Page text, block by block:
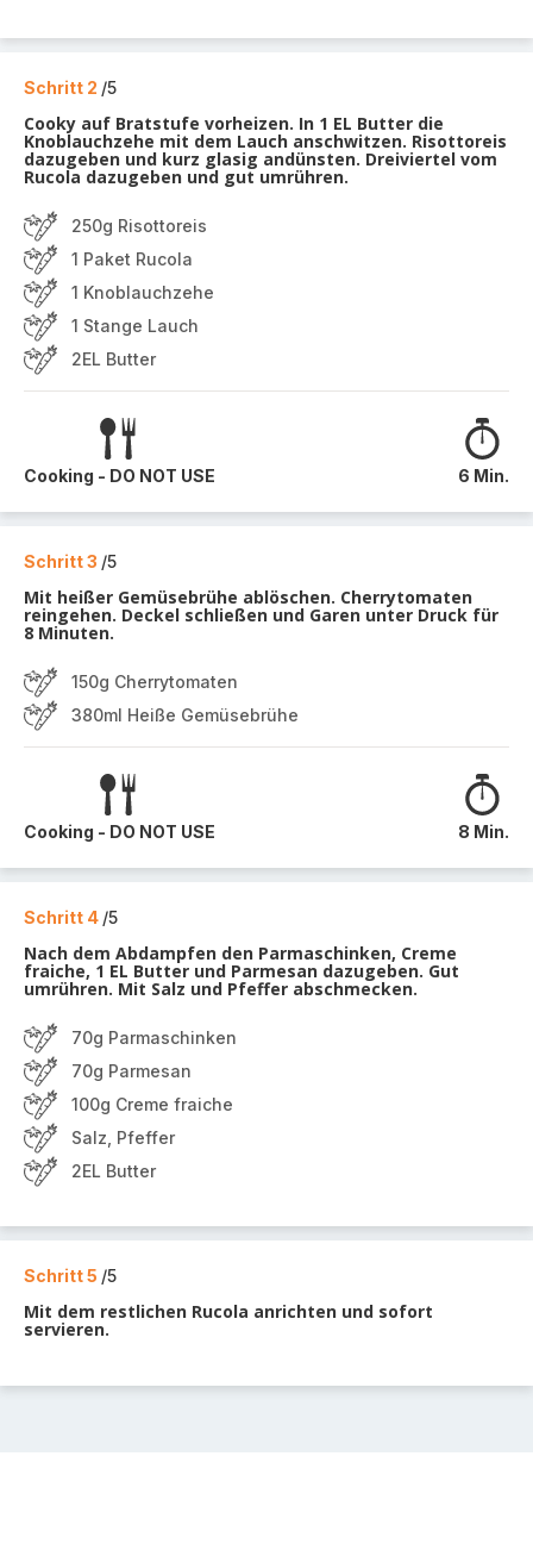
Schritt 2 /5
Cooky auf Bratstufe vorheizen. In 1 EL Butter die
Knoblauchzehe mit dem Lauch anschwitzen. Risottoreis
dazugeben und kurz glasig andünsten. Dreiviertel vom
Rucola dazugeben und gut umrühren.
250g Risottoreis
1 Paket Rucola
1 Knoblauchzehe
1 Stange Lauch
2EL Butter
Cooking - DO NOT USE 6 Min.
Schritt 3 /5
Mit heißer Gemüsebrühe ablöschen. Cherrytomaten
reingehen. Deckel schließen und Garen unter Druck für
8 Minuten.
150g Cherrytomaten
380ml Heiße Gemüsebrühe
Cooking - DO NOT USE 8 Min.
Schritt 4 /5
Nach dem Abdampfen den Parmaschinken, Creme
fraiche, 1 EL Butter und Parmesan dazugeben. Gut
umrühren. Mit Salz und Pfeffer abschmecken.
70g Parmaschinken
70g Parmesan
100g Creme fraiche
Salz, Pfeffer
2EL Butter
Schritt 5 /5
Mit dem restlichen Rucola anrichten und sofort
servieren.